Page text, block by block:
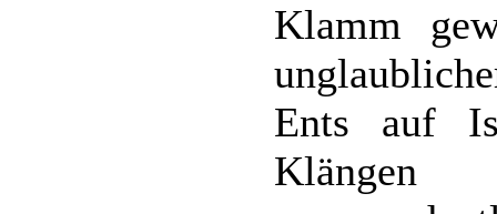
Klamm
Ents auf